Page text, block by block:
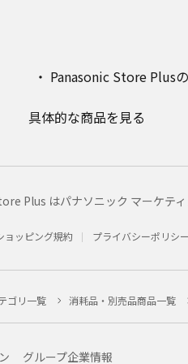
Panasonic Store Plus
具体的な商品を見る
Plus はパナソニック マーケテ
ョッピング規約 プライバシーポリシー
ゴリ一覧 消耗品・別売品商品一覧
グループ企業情報